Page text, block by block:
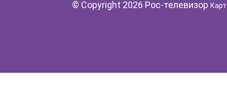
© Copyright 2026 Рос-телевизор